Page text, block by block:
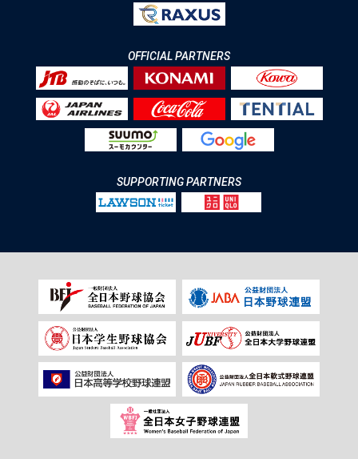
OFFICIAL PARTNERS
SUPPORTING PARTNERS